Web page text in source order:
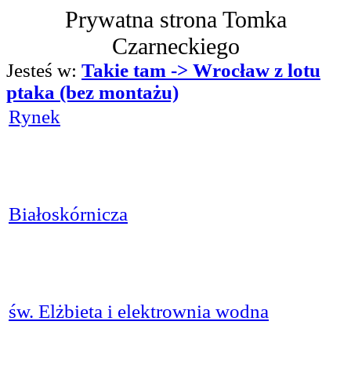
Prywatna strona Tomka
Czarneckiego
Jesteś w: Takie tam -> Wrocław z lotu
ptaka (bez montażu)
Rynek
Białoskórnicza
św. Elżbieta i elektrownia wodna